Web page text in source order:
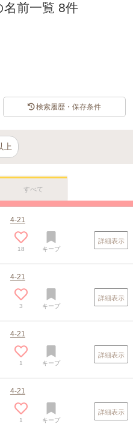
前一覧 8件
検索履歴・保存条件
上
すべて
4-21
18 キープ
詳細表示
4-21
3 キープ
詳細表示
4-21
1 キープ
詳細表示
4-21
1 キープ
詳細表示